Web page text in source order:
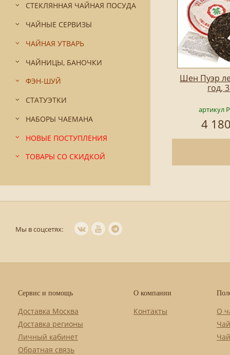
СТЕКЛЯННАЯ ЧАЙНАЯ ПОСУДА
ЧАЙНЫЕ СЕРВИЗЫ
ЧАЙНАЯ УТВАРЬ
ЧАЙНИЦЫ, БАНОЧКИ
ФЭН-ШУЙ
СТАТУЭТКИ
НАБОРЫ ЧАЕМАНА
НОВЫЕ ПОСТУПЛЕНИЯ
ТОВАРЫ СО СКИДКОЙ
Шен Пуэр
год,
артикул
4
Мы в соцсетях:
Сервис и помощь
Доставка Москва
Доставка регионы
Личный кабинет
Обратная связь
О компании
Контакты
О